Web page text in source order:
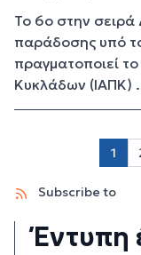
Το 6ο στην σειρά
παράδοσης υπό
πραγματοποιεί
Κυκλάδων (ΙΑΠΚ)
1
Subscribe to
Έντυπη